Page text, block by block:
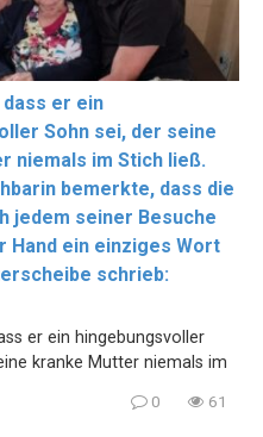
er ein
Sohn sei, der seine
niemals im Stich ließ.
bemerkte, dass die
jedem seiner Besuche
Hand ein einziges Wort
schrieb:
er ein hingebungsvoller
kranke Mutter niemals im
0 61